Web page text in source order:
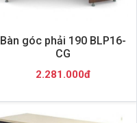
Bàn góc phải 190 BLP16-
CG
2.281.000đ